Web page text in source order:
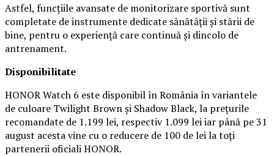
Astfel, funcțiile avansate de monitorizare sportivă sunt
completate de instrumente dedicate sănătății și stării de
bine, pentru o experiență care continuă și dincolo de
antrenament.
Disponibilitate
HONOR Watch 6 este disponibil în România în variantele
de culoare Twilight Brown și Shadow Black, la prețurile
recomandate de 1.199 lei, respectiv 1.099 lei iar până pe 31
august acesta vine cu o reducere de 100 de lei la toți
partenerii oficiali HONOR.